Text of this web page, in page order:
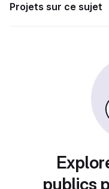
Projets sur ce sujet
publics